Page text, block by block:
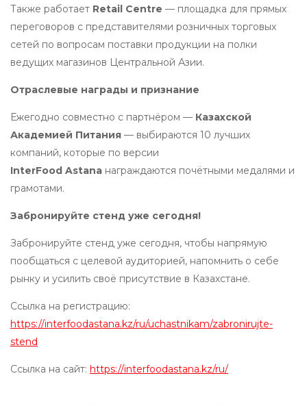
Также работает Retail Centre — площадка для прямых
переговоров с представителями розничных торговых
сетей по вопросам поставки продукции на полки
ведущих магазинов Центральной Азии.
Отраслевые награды и признание
Ежегодно совместно с партнёром — Казахской
Академией Питания — выбираются 10 лучших
компаний, которые по версии
InterFood Astana награждаются почётными медалями и
грамотами.
Забронируйте стенд уже сегодня!
Забронируйте стенд уже сегодня, чтобы напрямую
пообщаться с целевой аудиторией, напомнить о себе
рынку и усилить своё присутствие в Казахстане.
Ссылка на регистрацию:
https://interfoodastana.kz/ru/uchastnikam/zabronirujte-
stend
Ссылка на сайт: https://interfoodastana.kz/ru/